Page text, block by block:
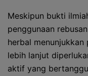
Meskipun bukti
penggunaan
herbal
lebih lanjut
aktif yang